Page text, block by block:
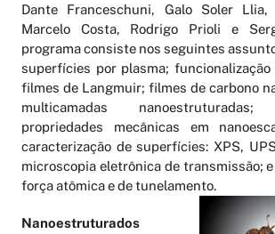
Dante Franceschuni, Galo Soler Llia,
Marcelo Costa, Rodrigo Prioli e
programa consiste nos seguintes
superfícies por plasma;
filmes de Langmuir; filmes de carbono
multicamadas nanoestruturadas;
propriedades mecânicas em
caracterização de superfícies: XPS,
microscopia eletrônica de transmissão;
força atômica e de tunelamento.
Nanoestruturados